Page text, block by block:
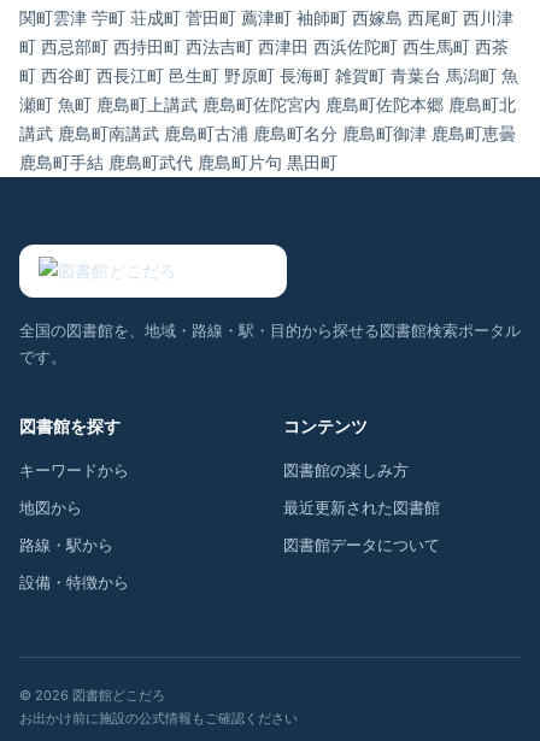
関町雲津 苧町 荘成町 菅田町 薦津町 袖師町 西嫁島 西尾町 西川津
町 西忌部町 西持田町 西法吉町 西津田 西浜佐陀町 西生馬町 西茶
町 西谷町 西長江町 邑生町 野原町 長海町 雑賀町 青葉台 馬潟町 魚
瀬町 魚町 鹿島町上講武 鹿島町佐陀宮内 鹿島町佐陀本郷 鹿島町北
講武 鹿島町南講武 鹿島町古浦 鹿島町名分 鹿島町御津 鹿島町恵曇
鹿島町手結 鹿島町武代 鹿島町片句 黒田町
全国の図書館を、地域・路線・駅・目的から探せる図書館検索ポータル
です。
図書館を探す
キーワードから
地図から
路線・駅から
設備・特徴から
コンテンツ
図書館の楽しみ方
最近更新された図書館
図書館データについて
© 2026 図書館どこだろ
お出かけ前に施設の公式情報もご確認ください